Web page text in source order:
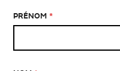
PRÉNOM *